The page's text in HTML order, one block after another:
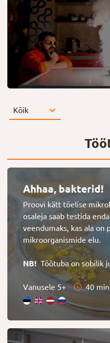
Ahhaa, bakterid!
Proovi kätt tõelise
osaleja saab testida
veendumaks, kas ala on
mikroorganismide elu.
NB!Töötuba on sobilik
Vanusele 5+ 40 min